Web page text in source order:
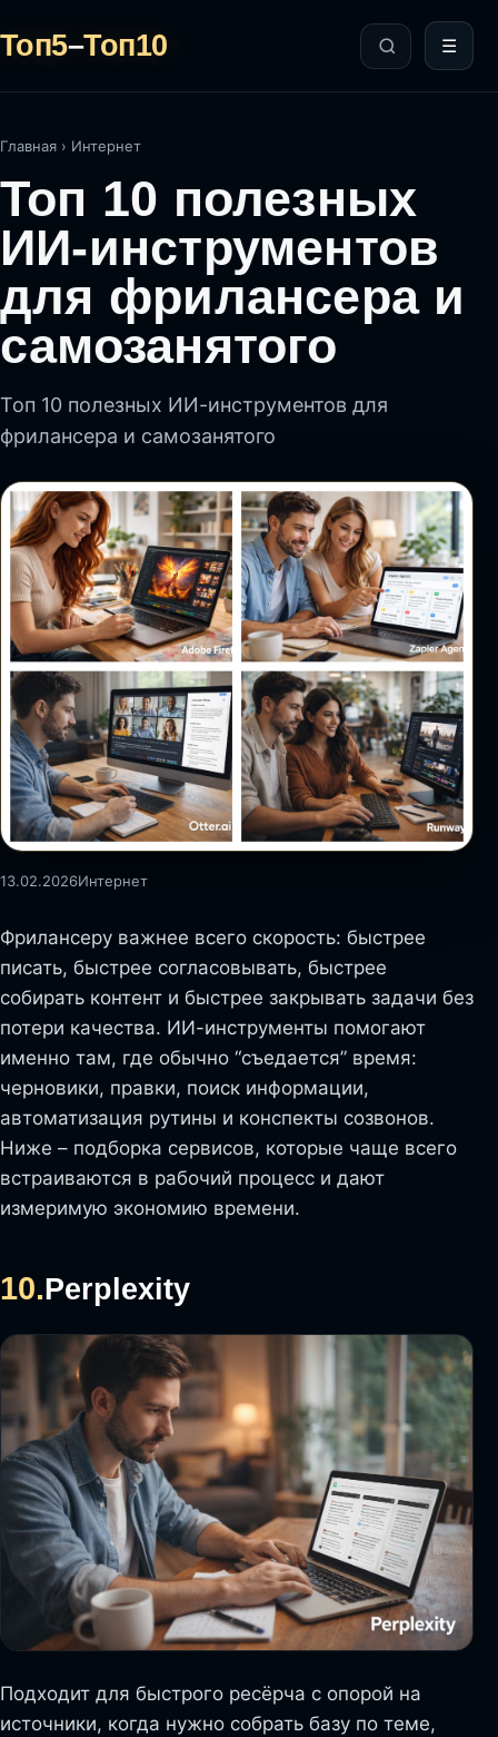
Топ5–Топ10 ☰
Главная › Интернет
Топ 10 полезных
ИИ-инструментов
для фрилансера и
самозанятого
Топ 10 полезных ИИ-инструментов для
фрилансера и самозанятого
13.02.2026Интернет
Фрилансеру важнее всего скорость: быстрее
писать, быстрее согласовывать, быстрее
собирать контент и быстрее закрывать задачи без
потери качества. ИИ-инструменты помогают
именно там, где обычно “съедается” время:
черновики, правки, поиск информации,
автоматизация рутины и конспекты созвонов.
Ниже – подборка сервисов, которые чаще всего
встраиваются в рабочий процесс и дают
измеримую экономию времени.
10.Perplexity
Подходит для быстрого ресёрча с опорой на
источники, когда нужно собрать базу по теме,